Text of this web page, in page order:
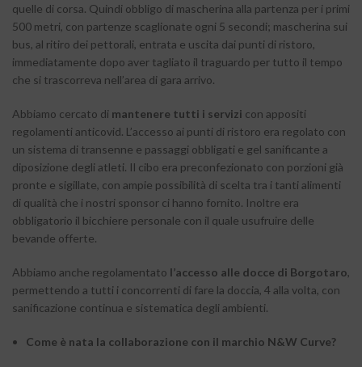
quelle di corsa. Quindi obbligo di mascherina alla partenza per i primi
500 metri, con partenze scaglionate ogni 5 secondi; mascherina sui
bus, al ritiro dei pettorali, entrata e uscita dai punti di ristoro,
immediatamente dopo aver tagliato il traguardo per tutto il tempo
che si trascorreva nell’area di gara arrivo.
Abbiamo cercato di mantenere tutti i servizi con appositi
regolamenti anticovid. L’accesso ai punti di ristoro era regolato con
un sistema di transenne e passaggi obbligati e gel sanificante a
diposizione degli atleti. Il cibo era preconfezionato con porzioni già
pronte e sigillate, con ampie possibilità di scelta tra i tanti alimenti
di qualità che i nostri sponsor ci hanno fornito. Inoltre era
obbligatorio il bicchiere personale con il quale usufruire delle
bevande offerte.
Abbiamo anche regolamentato l’accesso alle docce di Borgotaro,
permettendo a tutti i concorrenti di fare la doccia, 4 alla volta, con
sanificazione continua e sistematica degli ambienti.
Come è nata la collaborazione con il marchio N&W Curve?